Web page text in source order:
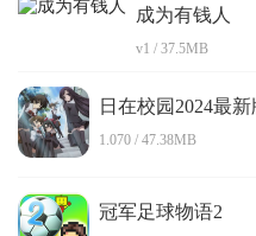
成为有钱人
v1 / 37.5MB
日在校园2024最新
1.070 / 47.38MB
冠军足球物语2